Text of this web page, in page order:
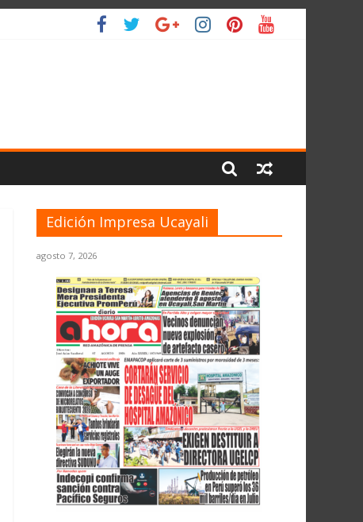
Edición Impresa Ucayali
agosto 7, 2026